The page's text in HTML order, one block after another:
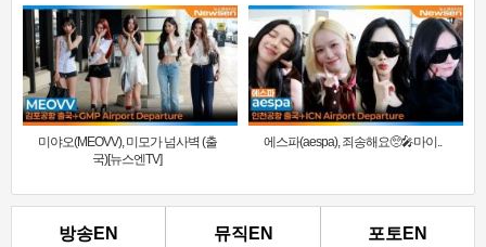
미야오(MEOVV), 미모가 넘사벽 (출
국)[뉴스엔TV]
에스파(aespa), 죄송해요🥺🎤마이..
방송EN 뮤직EN 포토EN